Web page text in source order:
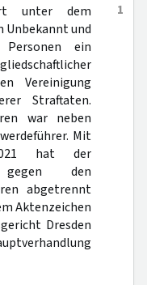
1
unter dem
Unbekannt und
ein
Vereinigung
Straftaten.
war neben
Mit
hat der
gegen den
abgetrennt
Aktenzeichen
Dresden